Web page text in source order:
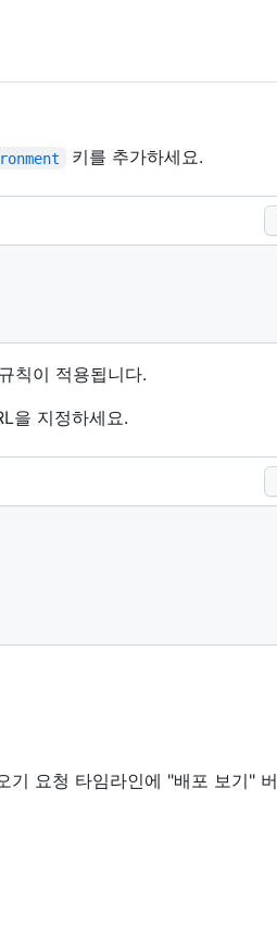
키를 추가하세요.
칙이 적용됩니다.
을 지정하세요.
기 요청 타임라인에 "배포 보기"